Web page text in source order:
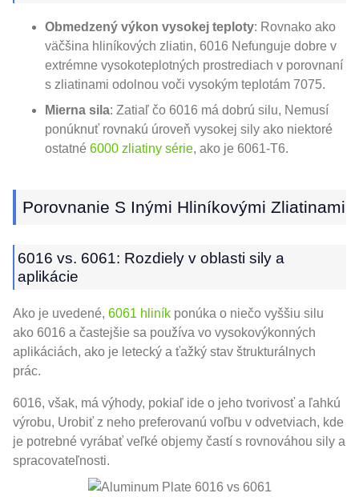
Obmedzený výkon vysokej teploty: Rovnako ako
väčšina hliníkových zliatin, 6016 Nefunguje dobre v
extrémne vysokoteplotných prostrediach v porovnaní
s zliatinami odolnou voči vysokým teplotám 7075.
Mierna sila: Zatiaľ čo 6016 má dobrú silu, Nemusí
ponúknuť rovnakú úroveň vysokej sily ako niektoré
ostatné 6000 zliatiny série, ako je 6061-T6.
Porovnanie S Inými Hliníkovými Zliatinami
6016 vs. 6061: Rozdiely v oblasti sily a
aplikácie
Ako je uvedené, 6061 hliník ponúka o niečo vyššiu silu
ako 6016 a častejšie sa používa vo vysokovýkonných
aplikáciách, ako je letecký a ťažký stav štrukturálnych
prác.
6016, však, má výhody, pokiaľ ide o jeho tvorivosť a ľahkú
výrobu, Urobiť z neho preferovanú voľbu v odvetviach, kde
je potrebné vyrábať veľké objemy častí s rovnováhou sily a
spracovateľnosti.